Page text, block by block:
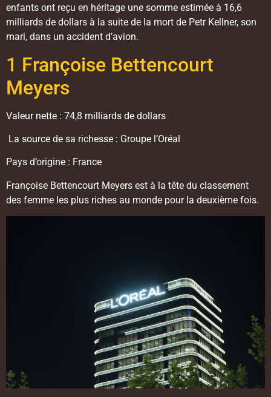
enfants ont reçu en héritage une somme estimée à 16,6
milliards de dollars à la suite de la mort de Petr Kellner, son
mari, dans un accident d’avion.
1 Françoise Bettencourt
Meyers
Valeur nette : 74,8 milliards de dollars
La source de sa richesse : Groupe l’Oréal
Pays d’origine : France
Françoise Bettencourt Meyers est à la tête du classement
des femme les plus riches au monde pour la deuxième fois.